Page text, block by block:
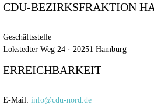
CDU-BEZIRKSFRAKTION
Geschäftsstelle
Lokstedter Weg 24 · 20251 Hamburg
ERREICHBARKEIT
E-Mail: info@cdu-nord.de